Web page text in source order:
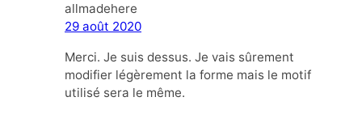
allmadehere
29 août 2020
Merci. Je suis dessus. Je vais sûrement
modifier légèrement la forme mais le motif
utilisé sera le même.